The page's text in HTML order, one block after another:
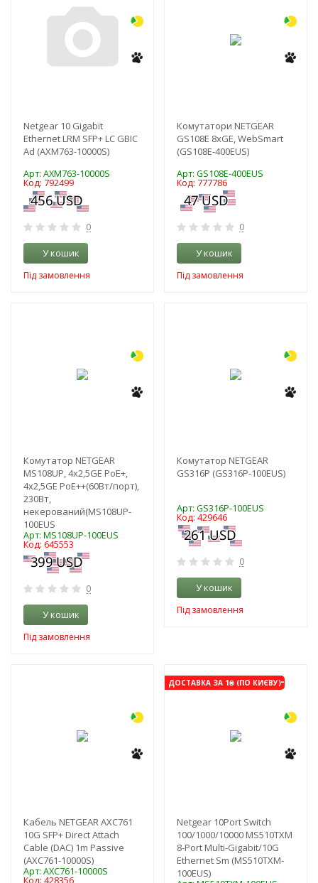
Netgear 10 Gigabit
Ethernet LRM SFP+ LC GBIC
Ad (AXM763-10000S)
Арт: AXM763-10000S
Код: 792499
0
У кошик
Під замовлення
Комутатори NETGEAR
GS108E 8xGE, WebSmart
(GS108E-400EUS)
Арт: GS108E-400EUS
Код: 777786
0
У кошик
Під замовлення
Комутатор NETGEAR
MS108UP, 4x2,5GE PoE+,
4x2,5GE PoE++(60Вт/порт),
230Вт,
некерований(MS108UP-
100EUS
Арт: MS108UP-100EUS
Код: 645553
0
У кошик
Під замовлення
Комутатор NETGEAR
GS316P (GS316P-100EUS)
Арт: GS316P-100EUS
Код: 429646
0
У кошик
Під замовлення
Кабель NETGEAR AXC761
10G SFP+ Direct Attach
Cable (DAC) 1m Passive
(AXC761-10000S)
Арт: AXC761-10000S
Код: 428356
ДОСТАВКА ЗА 1₴ (ПО КИЄВУ)-3%
Netgear 10Port Switch
100/1000/10000 MS510TXM
8-Port Multi-Gigabit/10G
Ethernet Sm (MS510TXM-
100EUS)